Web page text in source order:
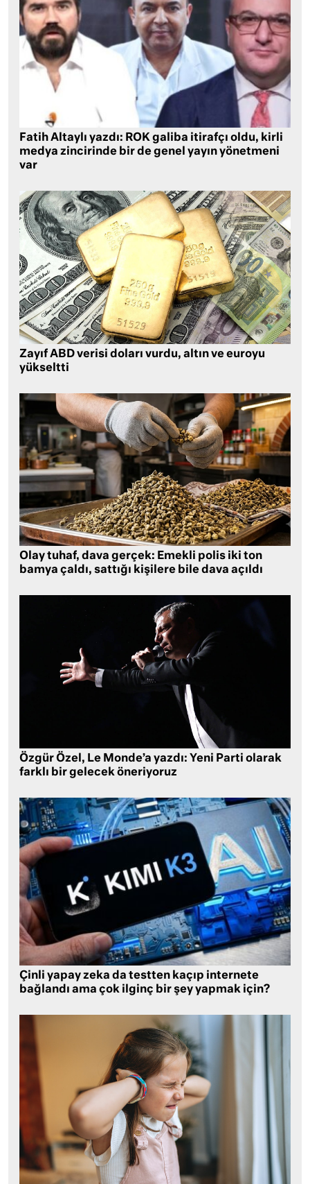
Fatih Altaylı yazdı: ROK galiba itirafçı oldu, kirli
medya zincirinde bir de genel yayın yönetmeni
var
Zayıf ABD verisi doları vurdu, altın ve euroyu
yükseltti
Olay tuhaf, dava gerçek: Emekli polis iki ton
bamya çaldı, sattığı kişilere bile dava açıldı
Özgür Özel, Le Monde’a yazdı: Yeni Parti olarak
farklı bir gelecek öneriyoruz
Çinli yapay zeka da testten kaçıp internete
bağlandı ama çok ilginç bir şey yapmak için?